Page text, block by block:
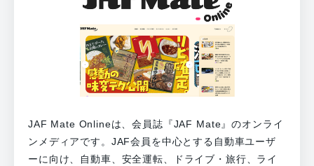
JAF Mate Onlineは、会員誌『JAF Mate』のオンライ
ンメディアです。JAF会員を中心とする自動車ユーザ
ーに向け、自動車、安全運転、ドライブ・旅行、ライ